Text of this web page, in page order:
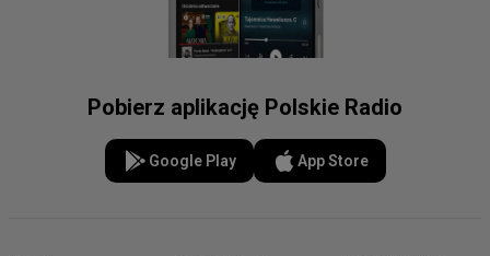
Pobierz aplikację Polskie Radio
Google Play App Store